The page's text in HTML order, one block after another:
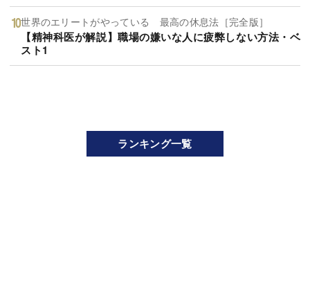
世界のエリートがやっている 最高の休息法［完全版］
【精神科医が解説】職場の嫌いな人に疲弊しない方法・ベ
スト1
ランキング一覧